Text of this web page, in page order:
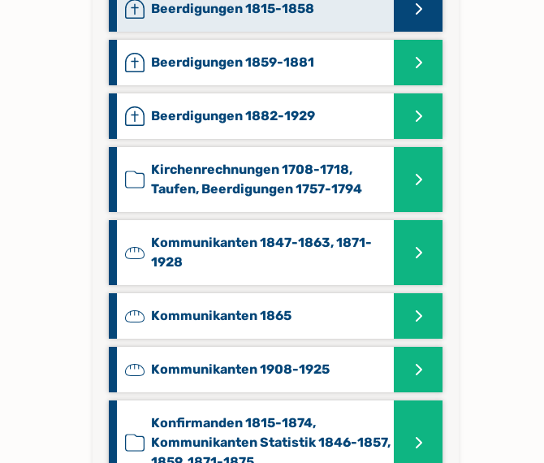
Beerdigungen 1815-1858
Beerdigungen 1859-1881
Beerdigungen 1882-1929
Kirchenrechnungen 1708-1718,
Taufen, Beerdigungen 1757-1794
Kommunikanten 1847-1863, 1871-
1928
Kommunikanten 1865
Kommunikanten 1908-1925
Konfirmanden 1815-1874,
Kommunikanten Statistik 1846-1857,